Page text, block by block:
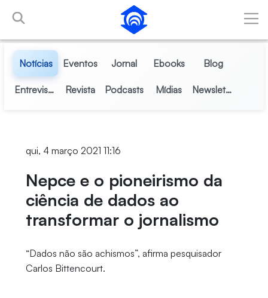
Pular para o Conteúdo principal
Notícias Eventos Jornal Ebooks Blog
Entrevistas Revista Podcasts Mídias Newsletter
qui, 4 março 2021 11:16
Nepce e o pioneirismo da
ciência de dados ao
transformar o jornalismo
“Dados não são achismos”, afirma pesquisador
Carlos Bittencourt.